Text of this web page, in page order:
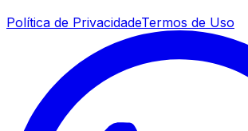
Política de PrivacidadeTermos de Uso